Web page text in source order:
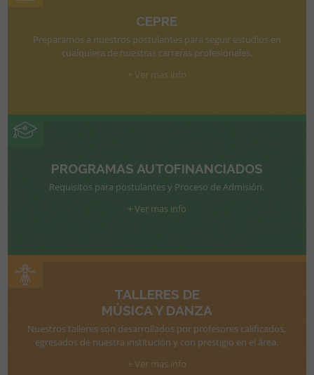
CEPRE
Preparamos a nuestros postulantes para seguir estudios en
cualquiera de nuestras carreras profesionales.
+ Ver mas info
PROGRAMAS AUTOFINANCIADOS
Requisitos para postulantes y Proceso de Admisión.
+ Ver mas info
TALLERES DE
MÚSICA Y DANZA
Nuestros talleres son desarrollados por profesores calificados,
egresados de nuestra institución y con prestigio en el área.
+ Ver mas info